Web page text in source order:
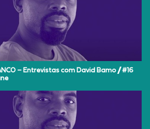
– Entrevistas com David Bamo // #16